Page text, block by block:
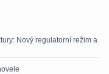
Nový regulatorní režim a